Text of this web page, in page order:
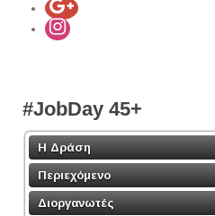
#JobDay 45+
Η Δράση
Περιεχόμενο
Διοργανωτές